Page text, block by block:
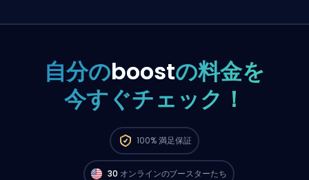
自分のboostの料金を
今すぐチェック！
100%満足保証
North AmericaのGrand Championプレイヤ
ーが 今すぐ注文スタートできるよ。🔥
30 オンラインのブースターたち